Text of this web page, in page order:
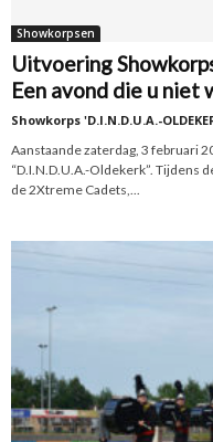
Showkorpsen
Uitvoering
Een avond die u niet
Showkorps 'D.I.N.D.U.A.-
Aanstaande zaterdag, 3 februari
“D.I.N.D.U.A.-Oldekerk”. Tijdens
de 2Xtreme Cadets,...